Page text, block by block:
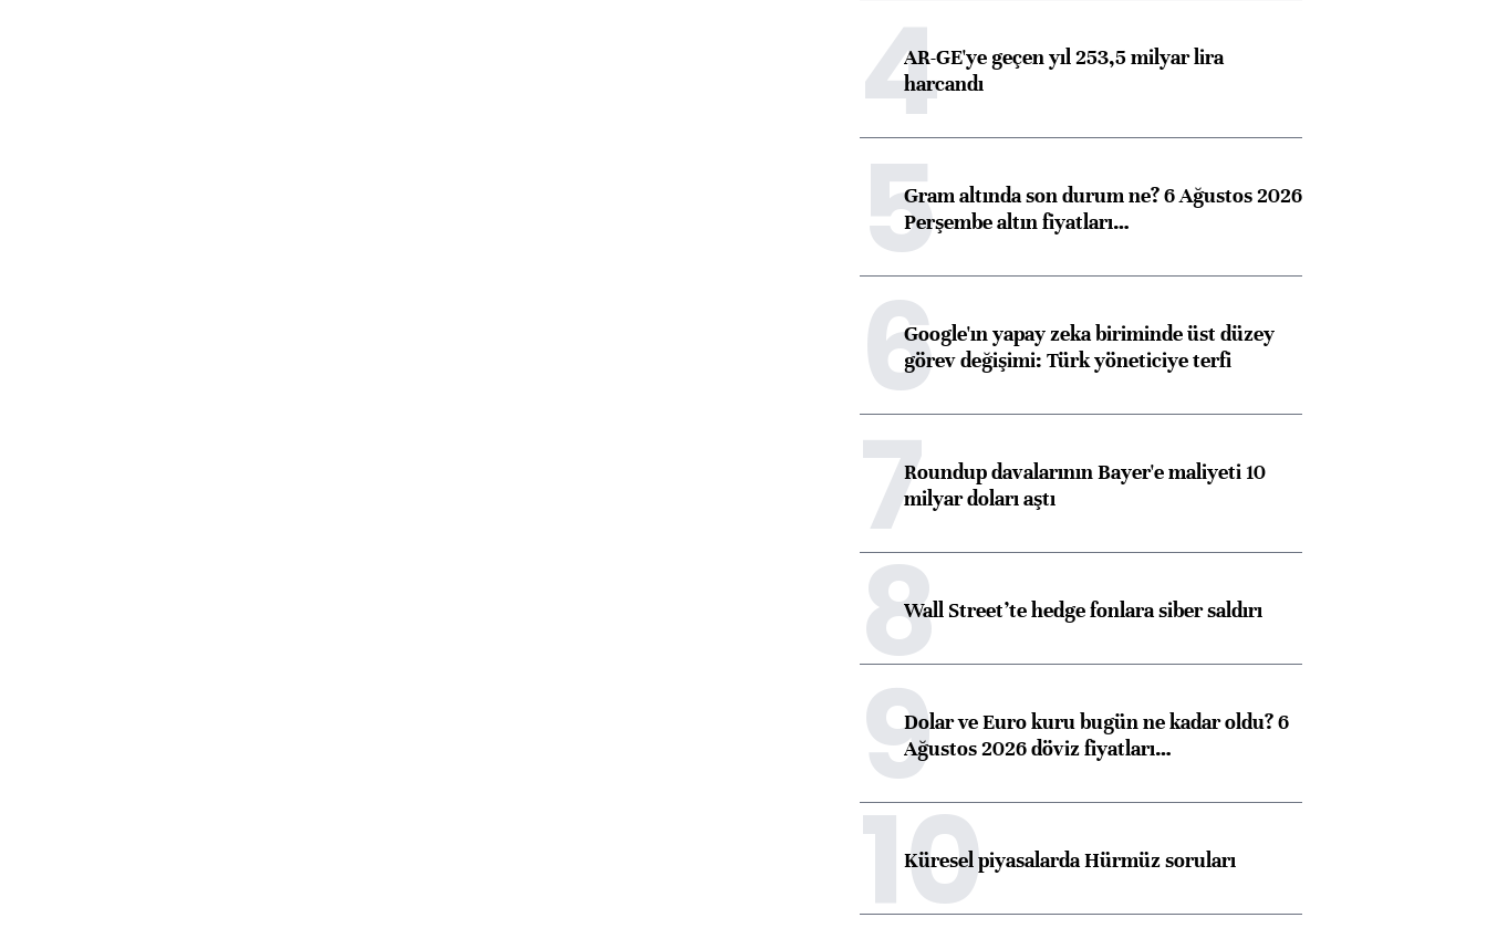
4AR-GE'ye geçen yıl 253,5 milyar lira
harcandı
5Gram altında son durum ne? 6 Ağustos 2026
Perşembe altın fiyatları…
6Google'ın yapay zeka biriminde üst düzey
görev değişimi: Türk yöneticiye terfi
7Roundup davalarının Bayer'e maliyeti 10
milyar doları aştı
8Wall Street’te hedge fonlara siber saldırı
9Dolar ve Euro kuru bugün ne kadar oldu? 6
Ağustos 2026 döviz fiyatları…
10
Küresel piyasalarda Hürmüz soruları